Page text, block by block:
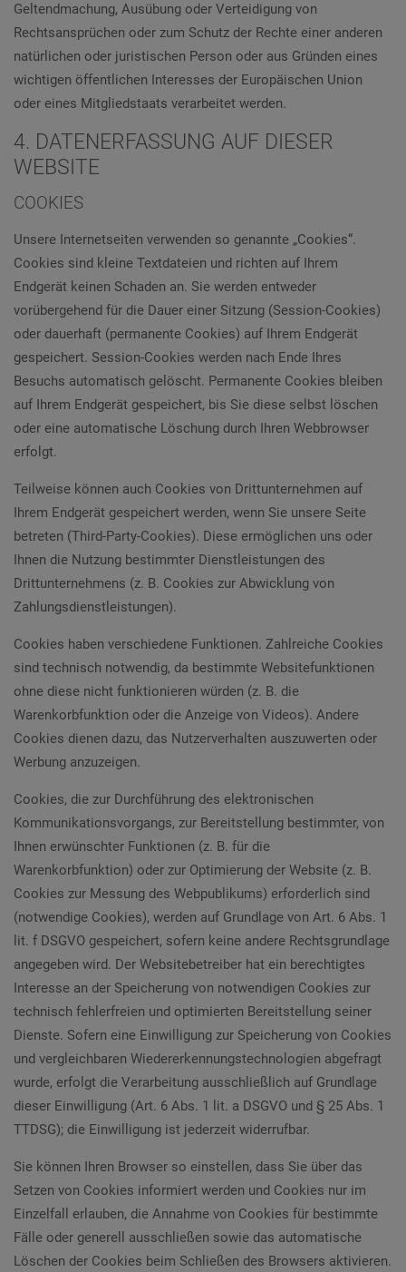
Geltendmachung, Ausübung oder Verteidigung von
Rechtsansprüchen oder zum Schutz der Rechte einer anderen
natürlichen oder juristischen Person oder aus Gründen eines
wichtigen öffentlichen Interesses der Europäischen Union
oder eines Mitgliedstaats verarbeitet werden.
4. DATENERFASSUNG AUF DIESER
WEBSITE
COOKIES
Unsere Internetseiten verwenden so genannte „Cookies“.
Cookies sind kleine Textdateien und richten auf Ihrem
Endgerät keinen Schaden an. Sie werden entweder
vorübergehend für die Dauer einer Sitzung (Session-Cookies)
oder dauerhaft (permanente Cookies) auf Ihrem Endgerät
gespeichert. Session-Cookies werden nach Ende Ihres
Besuchs automatisch gelöscht. Permanente Cookies bleiben
auf Ihrem Endgerät gespeichert, bis Sie diese selbst löschen
oder eine automatische Löschung durch Ihren Webbrowser
erfolgt.
Teilweise können auch Cookies von Drittunternehmen auf
Ihrem Endgerät gespeichert werden, wenn Sie unsere Seite
betreten (Third-Party-Cookies). Diese ermöglichen uns oder
Ihnen die Nutzung bestimmter Dienstleistungen des
Drittunternehmens (z. B. Cookies zur Abwicklung von
Zahlungsdienstleistungen).
Cookies haben verschiedene Funktionen. Zahlreiche Cookies
sind technisch notwendig, da bestimmte Websitefunktionen
ohne diese nicht funktionieren würden (z. B. die
Warenkorbfunktion oder die Anzeige von Videos). Andere
Cookies dienen dazu, das Nutzerverhalten auszuwerten oder
Werbung anzuzeigen.
Cookies, die zur Durchführung des elektronischen
Kommunikationsvorgangs, zur Bereitstellung bestimmter, von
Ihnen erwünschter Funktionen (z. B. für die
Warenkorbfunktion) oder zur Optimierung der Website (z. B.
Cookies zur Messung des Webpublikums) erforderlich sind
(notwendige Cookies), werden auf Grundlage von Art. 6 Abs. 1
lit. f DSGVO gespeichert, sofern keine andere Rechtsgrundlage
angegeben wird. Der Websitebetreiber hat ein berechtigtes
Interesse an der Speicherung von notwendigen Cookies zur
technisch fehlerfreien und optimierten Bereitstellung seiner
Dienste. Sofern eine Einwilligung zur Speicherung von Cookies
und vergleichbaren Wiedererkennungstechnologien abgefragt
wurde, erfolgt die Verarbeitung ausschließlich auf Grundlage
dieser Einwilligung (Art. 6 Abs. 1 lit. a DSGVO und § 25 Abs. 1
TTDSG); die Einwilligung ist jederzeit widerrufbar.
Sie können Ihren Browser so einstellen, dass Sie über das
Setzen von Cookies informiert werden und Cookies nur im
Einzelfall erlauben, die Annahme von Cookies für bestimmte
Fälle oder generell ausschließen sowie das automatische
Löschen der Cookies beim Schließen des Browsers aktivieren.